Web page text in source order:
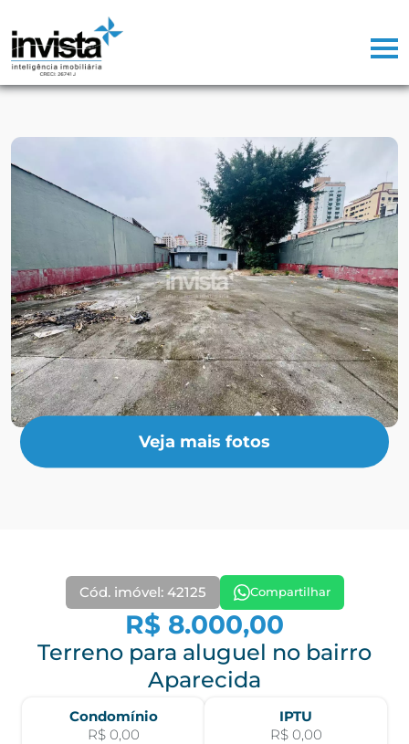
Veja mais fotos
Cód. imóvel: 42125 Compartilhar
R$ 8.000,00
Terreno para aluguel no bairro
Aparecida
Condomínio
R$ 0,00
IPTU
R$ 0,00